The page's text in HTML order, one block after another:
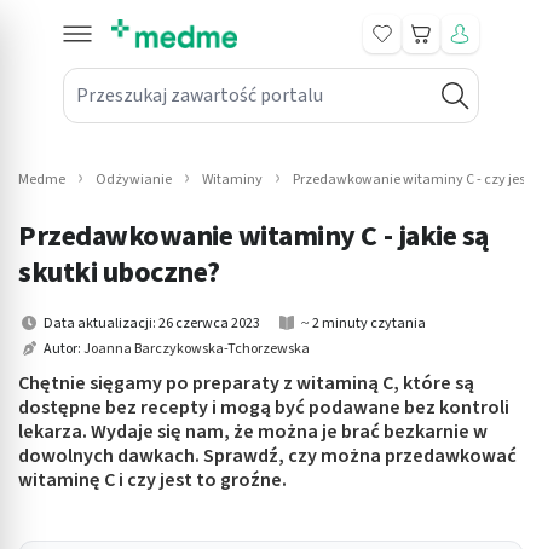
Przeszukaj zawartość portalu
Koszyk
submenu: Leki na receptę
submenu: Mama i dziecko
submenu: Kosmetyki
submenu: Higiena
submenu: Sprzęt medyczny
submenu: Intymne
Medme Odżywianie Witaminy Przedawkowanie witaminy C - czy jest
Przedawkowanie witaminy C - jakie są
skutki uboczne?
Data aktualizacji: 26 czerwca 2023
~ 2 minuty czytania
Autor:Joanna Barczykowska-Tchorzewska
Chętnie sięgamy po preparaty z witaminą C, które są
dostępne bez recepty i mogą być podawane bez kontroli
lekarza. Wydaje się nam, że można je brać bezkarnie w
dowolnych dawkach. Sprawdź, czy można przedawkować
witaminę C i czy jest to groźne.